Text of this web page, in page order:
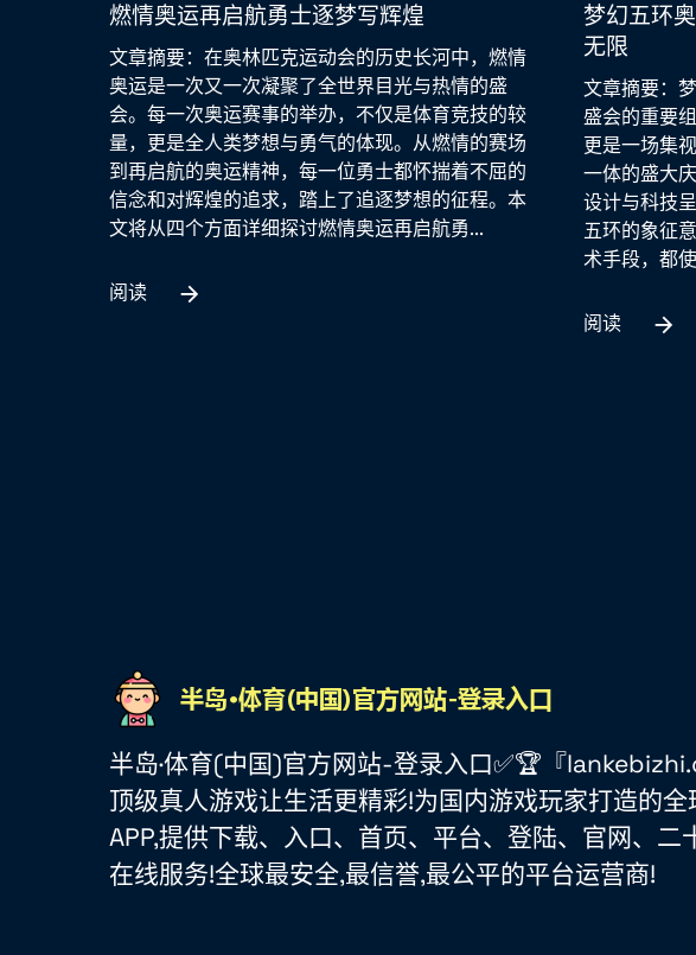
燃情奥运再启航勇士逐梦写辉煌
文章摘要：在奥林匹克运动会的历史长河中，燃情
奥运是一次又一次凝聚了全世界目光与热情的盛
会。每一次奥运赛事的举办，不仅是体育竞技的较
量，更是全人类梦想与勇气的体现。从燃情的赛场
到再启航的奥运精神，每一位勇士都怀揣着不屈的
信念和对辉煌的追求，踏上了追逐梦想的征程。本
文将从四个方面详细探讨燃情奥运再启航勇...
阅读
梦幻五环
无限
文章摘要：
盛会的重要
更是一场集
一体的盛大
设计与科技
五环的象征
术手段，都
阅读
半岛·体育(中国)官方网站-登录入口✅🏆『
顶级真人游戏让生活更精彩!为国内游戏玩家打造的
APP,提供下载、入口、首页、平台、登陆、官网、二
在线服务!全球最安全,最信誉,最公平的平台运营商!